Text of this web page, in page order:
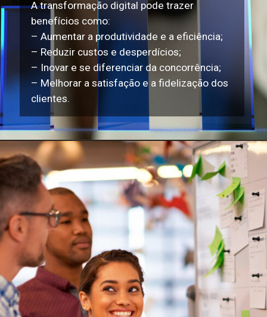
A transformação digital pode trazer
benefícios como:
– Aumentar a produtividade e a eficiência;
– Reduzir custos e desperdícios;
– Inovar e se diferenciar da concorrência;
– Melhorar a satisfação e a fidelização dos
clientes.